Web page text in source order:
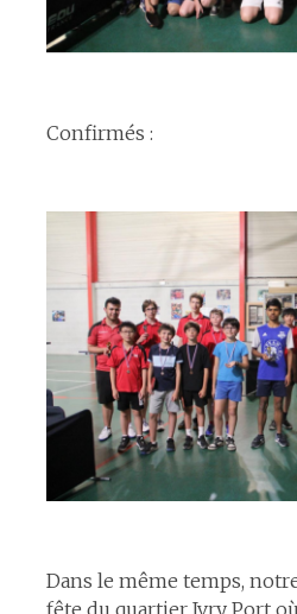
Confirmés :
Dans le même temps,
fête du quartier Ivry Port